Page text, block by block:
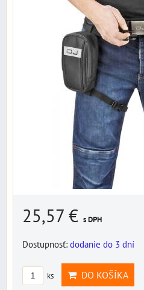
25,57 € s DPH
Dostupnosť: dodanie do 3 dní
ks DO KOŠÍKA